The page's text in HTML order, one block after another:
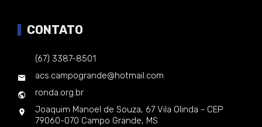
CONTATO
(67) 3387-8501
acs.campogrande@hotmail.com
ronda.org.br
Joaquim Manoel de Souza, 67 Vila Olinda - CEP
79060-070 Campo Grande, MS